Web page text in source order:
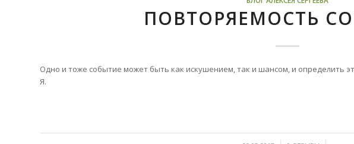
ПОВТОРЯЕМОСТЬ
Одно и тоже событие может быть как искушением, так и шансом, и определить
Я.